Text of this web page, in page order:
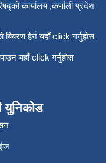
कार्यालय ,कर्णाली प्रदेश
हेर्न यहाँ click गर्नुहोस
पाउन यहाँ click गर्नुहोस
युनिकोड